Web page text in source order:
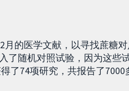
月的医学文献，以寻找蔗糖
了随机对照试验，因为这些
了74项研究，共报告了7000